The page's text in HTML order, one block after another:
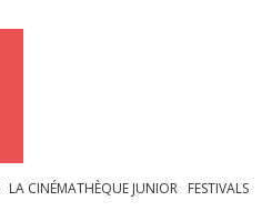
LA CINÉMATHÈQUE JUNIOR FESTIVALS